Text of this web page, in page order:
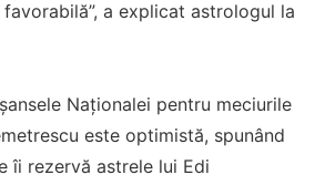
a explicat astrologul la
Naționalei pentru meciurile
este optimistă, spunând
îi rezervă astrele lui Edi